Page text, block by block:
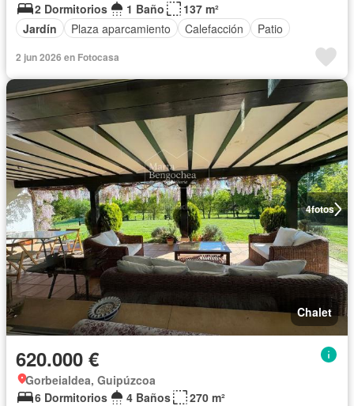
2 Dormitorios
1 Baño
137 m²
Jardín
Plaza aparcamiento Calefacción Patio
2 jun 2026 en Fotocasa
4fotos
Chalet
620.000 €
Gorbeialdea, Guipúzcoa
6 Dormitorios
4 Baños
270 m²